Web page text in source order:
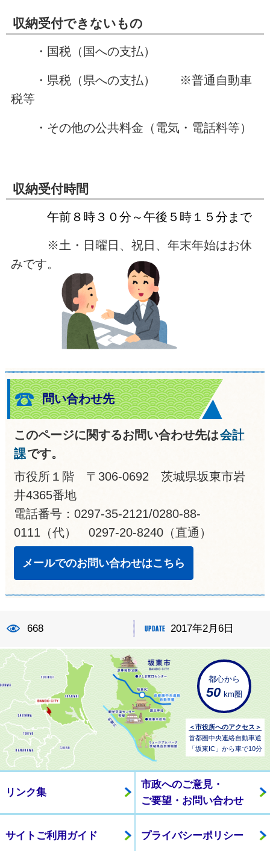
収納受付できないもの
・国税（国への支払）
・県税（県への支払） ※普通自動車
税等
・その他の公共料金（電気・電話料等）
収納受付時間
午前８時３０分～午後５時１５分まで
※土・日曜日、祝日、年末年始はお休
みです。
問い合わせ先
このページに関するお問い合わせ先は会計
課です。
市役所１階 〒306-0692 茨城県坂東市岩
井4365番地
電話番号：0297-35-2121/0280-88-
0111（代） 0297-20-8240（直通）
メールでのお問い合わせはこちら
668 2017年2月6日
都心から
50 km圏
＜市役所へのアクセス＞
首都圏中央連絡自動車道
「坂東IC」から車で10分
リンク集
市政へのご意見・
ご要望・お問い合わせ
サイトご利用ガイド プライバシーポリシー